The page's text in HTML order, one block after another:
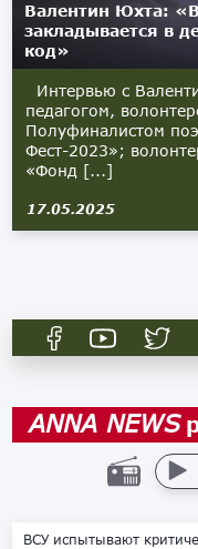
Валентин Юхта:
закладывается в
код»
Интервью с
педагогом,
Полуфиналистом
Фест-2023»;
«Фонд [...]
17.05.2025
ANNA NEWS
ВСУ испытывают